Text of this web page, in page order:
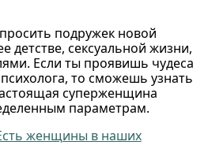
подружек новой
детстве, сексуальной жизни,
Если ты проявишь чудеса
то сможешь узнать
суперженщина
параметрам.
женщины в наших